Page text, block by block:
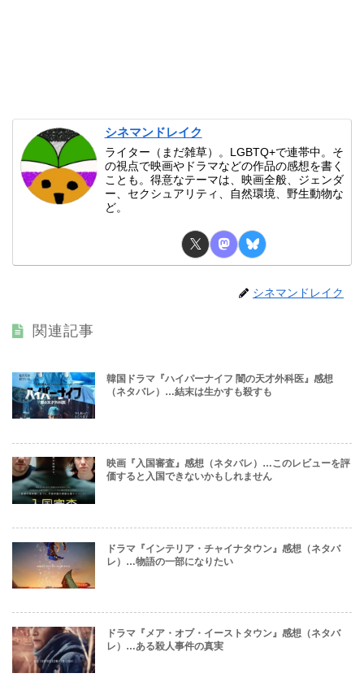
シネマンドレイク
ライター（まだ雑草）。LGBTQ+で連帯中。そ
の視点で映画やドラマなどの作品の感想を書く
ことも。得意なテーマは、映画全般、ジェンダ
ー、セクシュアリティ、自然環境、野生動物な
ど。
シネマンドレイク
関連記事
韓国ドラマ『ハイパーナイフ 闇の天才外科医』感想
（ネタバレ）…結末は生かすも殺すも
映画『入国審査』感想（ネタバレ）…このレビューを評
価すると入国できないかもしれません
ドラマ『インテリア・チャイナタウン』感想（ネタバ
レ）…物語の一部になりたい
ドラマ『メア・オブ・イーストタウン』感想（ネタバ
レ）…ある殺人事件の真実